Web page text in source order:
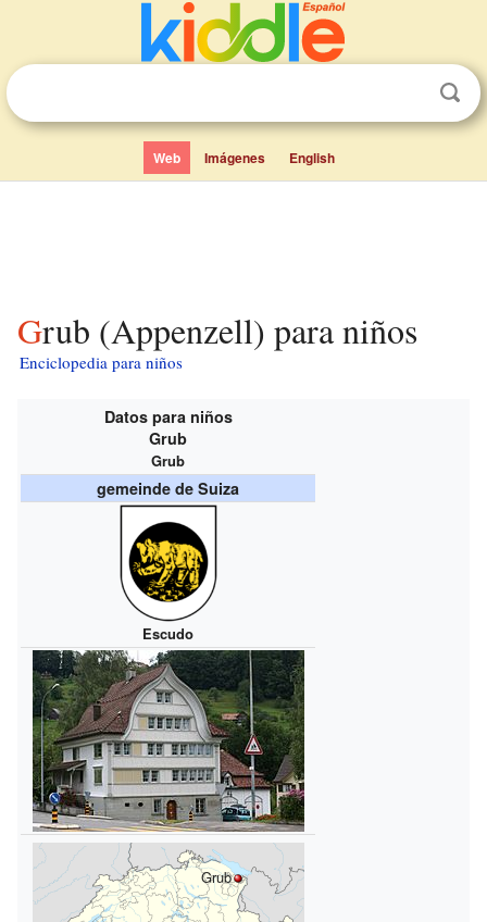
Web Imágenes English
Grub (Appenzell) para niños
Enciclopedia para niños
Datos para niños
Grub
Grub
gemeinde de Suiza
Escudo
Grub